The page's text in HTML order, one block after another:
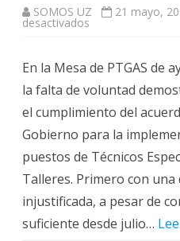
SOMOS UZ 21 mayo,
desactivados
laboratorios
y
talleres
Mesa
20
mayo
En la Mesa de PTGAS de
la falta de voluntad
el cumplimiento del
Gobierno para la
puestos de Técnicos
Talleres. Primero con
injustificada, a pesar de
suficiente desde julio…